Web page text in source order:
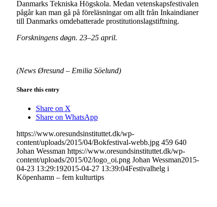
Danmarks Tekniska Högskola. Medan vetenskapsfestivalen
pågår kan man gå på föreläsningar om allt från Inkaindianer
till Danmarks omdebatterade prostitutionslagstiftning.
Forskningens døgn. 23–25 april.
(News Øresund – Emilia Söelund)
Share this entry
Share on X
Share on WhatsApp
https://www.oresundsinstituttet.dk/wp-
content/uploads/2015/04/Bokfestival-webb.jpg 459 640
Johan Wessman https://www.oresundsinstituttet.dk/wp-
content/uploads/2015/02/logo_oi.png Johan Wessman2015-
04-23 13:29:192015-04-27 13:39:04Festivalhelg i
Köpenhamn – fem kulturtips